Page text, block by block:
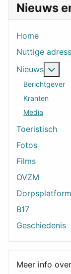
Nieuws
Home
Nuttige
Nieuws
Berichtgever
Kranten
Media
Toeristisch
Fotos
Films
OVZM
Dorpsplatform
B17
Geschiedenis
Meer info